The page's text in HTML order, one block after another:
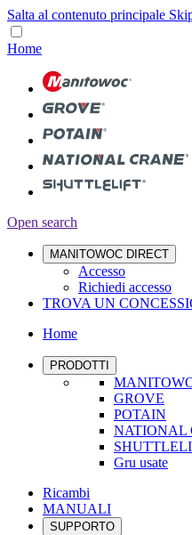
Salta al contenuto principale
Home
Open search
MANITOWOC DIRECT
Accesso
Richiedi accesso
TROVA UN
Home
PRODOTTI
GROVE
POTAIN
NATIONAL
Gru usate
Ricambi
MANUALI
SUPPORTO